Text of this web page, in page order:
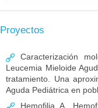
Proyectos
Caracterización
Leucemia Mieloide
tratamiento. Una
Aguda Pediátrica en
Hemofilia A,